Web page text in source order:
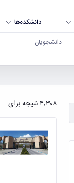
دانشکده‌ها
دانشجویان
۴٬۳۰۸ نتیجه برای